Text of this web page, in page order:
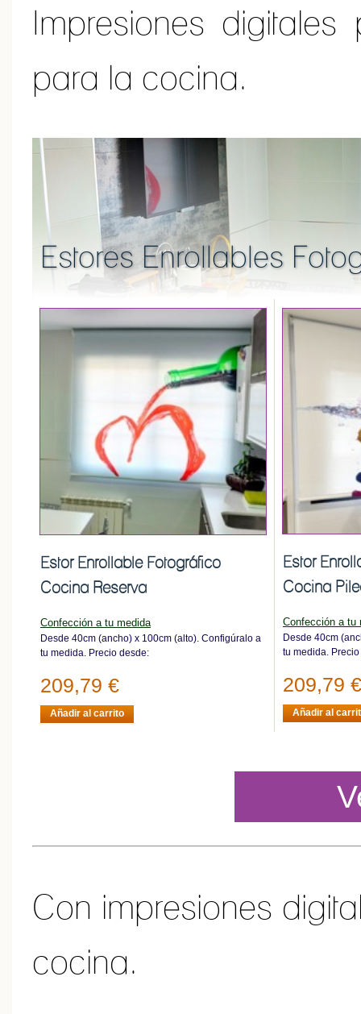
Impresiones
para la cocina.
Estores Enrollables
Estor Enrollable Fotográfico
Cocina Reserva
Confección a tu medida
Desde 40cm (ancho) x 100cm (alto). Configúralo a
tu medida. Precio desde:
209,79 €
Añadir al carrito
Estor
Cocina
Confección a tu
Desde 40cm
tu medida.
209,79 €
Añadir al
Con impresiones
cocina.